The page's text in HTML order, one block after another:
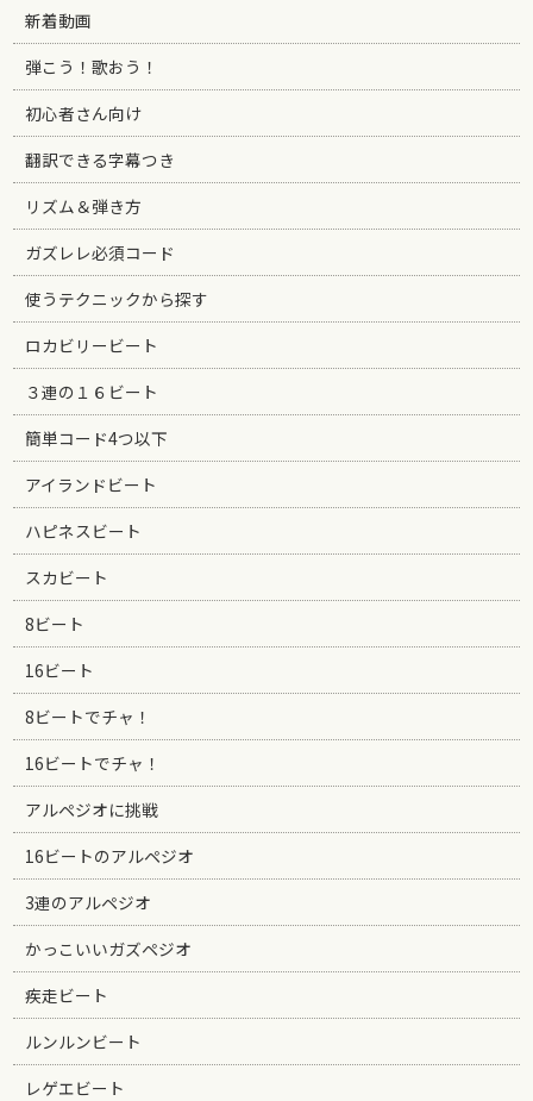
新着動画
弾こう！歌おう！
初心者さん向け
翻訳できる字幕つき
リズム＆弾き方
ガズレレ必須コード
使うテクニックから探す
ロカビリービート
３連の１６ビート
簡単コード4つ以下
アイランドビート
ハピネスビート
スカビート
8ビート
16ビート
8ビートでチャ！
16ビートでチャ！
アルペジオに挑戦
16ビートのアルペジオ
3連のアルペジオ
かっこいいガズペジオ
疾走ビート
ルンルンビート
レゲエビート